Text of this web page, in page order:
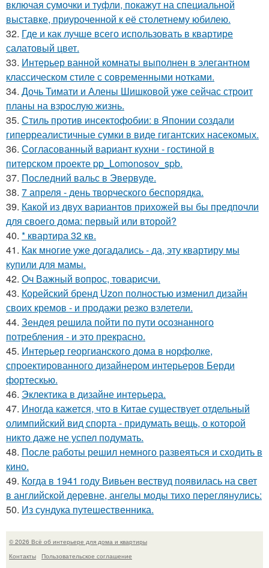
включая сумочки и туфли, покажут на специальной
выставке, приуроченной к её столетнему юбилею.
32. Где и как лучше всего использовать в квартире
салатовый цвет.
33. Интерьер ванной комнаты выполнен в элегантном
классическом стиле с современными нотками.
34. Дочь Тимати и Алены Шишковой уже сейчас строит
планы на взрослую жизнь.
35. Стиль против инсектофобии: в Японии создали
гиперреалистичные сумки в виде гигантских насекомых.
36. Согласованный вариант кухни - гостиной в
питерском проекте pp_Lomonosov_spb.
37. Последний вальс в Эвервуде.
38. 7 апреля - день творческого беспорядка.
39. Какой из двух вариантов прихожей вы бы предпочли
для своего дома: первый или второй?
40. * квартира 32 кв.
41. Как многие уже догадались - да, эту квартиру мы
купили для мамы.
42. Оч Важный вопрос, товарисчи.
43. Корейский бренд Uzon полностью изменил дизайн
своих кремов - и продажи резко взлетели.
44. Зендея решила пойти по пути осознанного
потребления - и это прекрасно.
45. Интерьер георгианского дома в норфолке,
спроектированного дизайнером интерьеров Берди
фортескью.
46. Эклектика в дизайне интерьера.
47. Иногда кажется, что в Китае существует отдельный
олимпийский вид спорта - придумать вещь, о которой
никто даже не успел подумать.
48. После работы решил немного развеяться и сходить в
кино.
49. Когда в 1941 году Вивьен вествуд появилась на свет
в английской деревне, ангелы моды тихо переглянулись:
50. Из сундука путешественника.
© 2026 Всё об интерьере для дома и квартиры
Контакты
Пользовательское соглашение